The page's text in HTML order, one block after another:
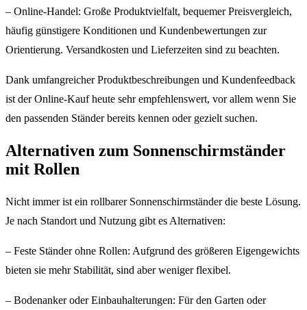
– Online-Handel: Große Produktvielfalt, bequemer Preisvergleich,
häufig günstigere Konditionen und Kundenbewertungen zur
Orientierung. Versandkosten und Lieferzeiten sind zu beachten.
Dank umfangreicher Produktbeschreibungen und Kundenfeedback
ist der Online-Kauf heute sehr empfehlenswert, vor allem wenn Sie
den passenden Ständer bereits kennen oder gezielt suchen.
Alternativen zum Sonnenschirmständer
mit Rollen
Nicht immer ist ein rollbarer Sonnenschirmständer die beste Lösung.
Je nach Standort und Nutzung gibt es Alternativen:
– Feste Ständer ohne Rollen: Aufgrund des größeren Eigengewichts
bieten sie mehr Stabilität, sind aber weniger flexibel.
– Bodenanker oder Einbauhalterungen: Für den Garten oder